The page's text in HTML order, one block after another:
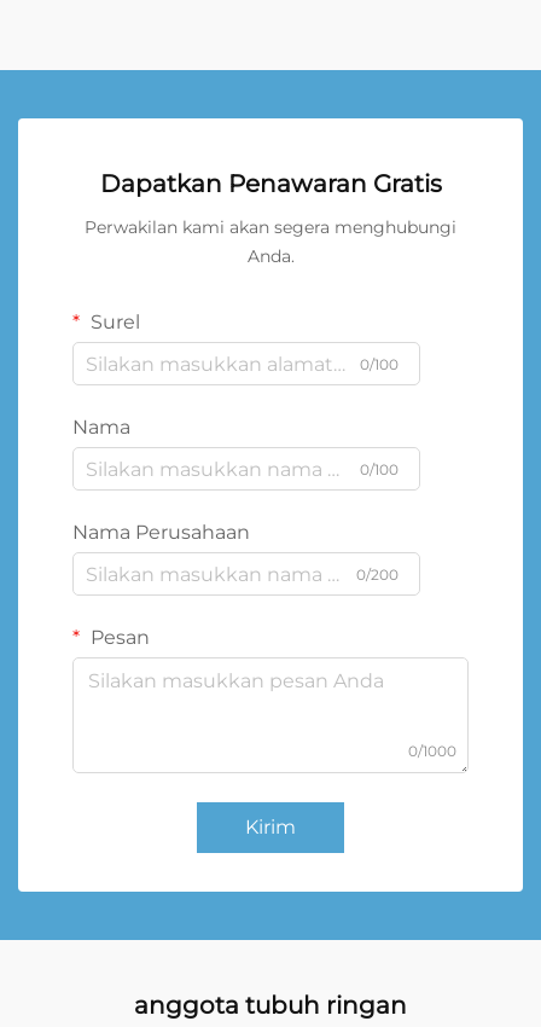
Dapatkan Penawaran Gratis
Perwakilan kami akan segera menghubungi
Anda.
Surel
0/100
Nama
0/100
Nama Perusahaan
0/200
Pesan
0/1000
Kirim
anggota tubuh ringan